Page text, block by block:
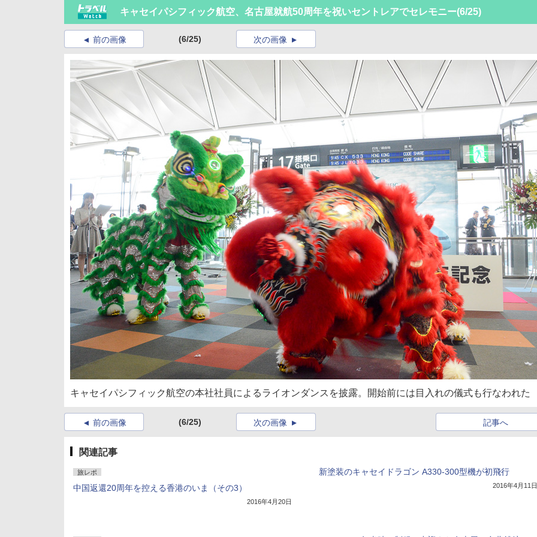
キャセイパシフィック航空、名古屋就航50周年を祝いセントレアでセレモニー(6/25)
前の画像 (6/25) 次の画像
キャセイパシフィック航空の本社社員によるライオンダンスを披露。開始前には目入れの儀式も行なわれた
前の画像 (6/25) 記事へ
次の画像
関連記事
旅レポ
中国返還20周年を控える香港のいま（その3）
2016年4月20日
新塗装のキャセイドラゴン A330-300型機が初飛行
2016年4月11日